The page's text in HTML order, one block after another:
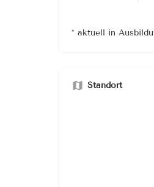
* aktuell in
Standort